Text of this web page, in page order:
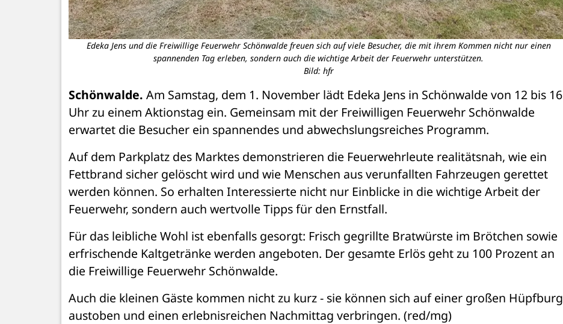
Edeka Jens und die Freiwillige Feuerwehr Schönwalde freuen sich auf viele Besucher, die mit ihrem Kommen nicht nur einen
spannenden Tag erleben, sondern auch die wichtige Arbeit der Feuerwehr unterstützen.
Bild: hfr
Schönwalde. Am Samstag, dem 1. November lädt Edeka Jens in Schönwalde von 12 bis 16
Uhr zu einem Aktionstag ein. Gemeinsam mit der Freiwilligen Feuerwehr Schönwalde
erwartet die Besucher ein spannendes und abwechslungsreiches Programm.
Auf dem Parkplatz des Marktes demonstrieren die Feuerwehrleute realitätsnah, wie ein
Fettbrand sicher gelöscht wird und wie Menschen aus verunfallten Fahrzeugen gerettet
werden können. So erhalten Interessierte nicht nur Einblicke in die wichtige Arbeit der
Feuerwehr, sondern auch wertvolle Tipps für den Ernstfall.
Für das leibliche Wohl ist ebenfalls gesorgt: Frisch gegrillte Bratwürste im Brötchen sowie
erfrischende Kaltgetränke werden angeboten. Der gesamte Erlös geht zu 100 Prozent an
die Freiwillige Feuerwehr Schönwalde.
Auch die kleinen Gäste kommen nicht zu kurz - sie können sich auf einer großen Hüpfburg
austoben und einen erlebnisreichen Nachmittag verbringen. (red/mg)